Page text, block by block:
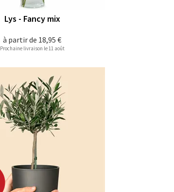
à partir de 18,95 €
Lys - Fancy mix
Prochaine livraison le 11 août